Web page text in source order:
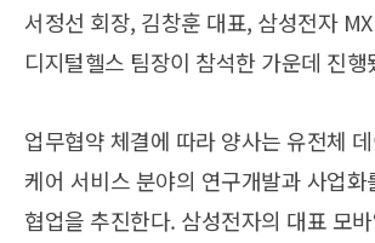
서정선 회장, 김창훈 대표, 삼성전자
디지털헬스 팀장이 참석한 가운데 진행
업무협약 체결에 따라 양사는 유전체
케어 서비스 분야의 연구개발과 사업화
협업을 추진한다. 삼성전자의 대표 모